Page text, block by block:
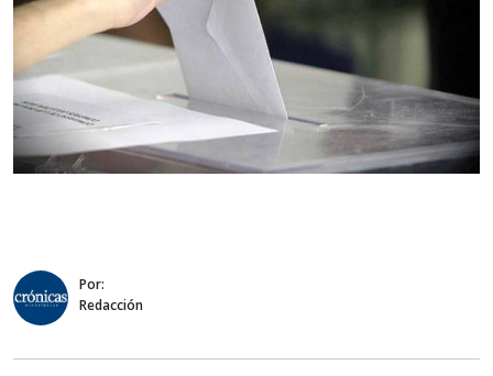
Por:
Redacción